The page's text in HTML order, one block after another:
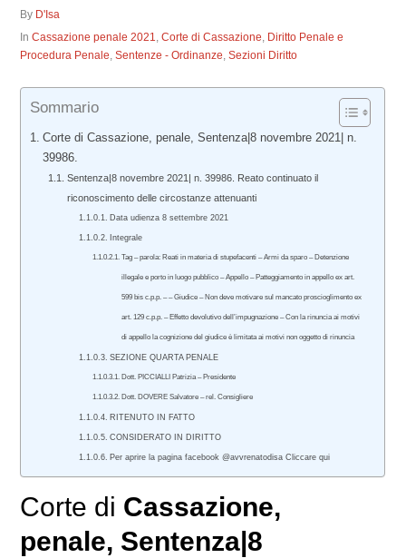
By D'Isa
InCassazione penale 2021,Corte di Cassazione, Diritto Penale e
Procedura Penale,Sentenze - Ordinanze,Sezioni Diritto
Sommario
Corte di Cassazione, penale, Sentenza|8 novembre 2021| n.
39986.
Sentenza|8 novembre 2021| n. 39986. Reato continuato il
riconoscimento delle circostanze attenuanti
Data udienza 8 settembre 2021
Integrale
Tag – parola: Reati in materia di stupefacenti – Armi da sparo – Detenzione
illegale e porto in luogo pubblico – Appello – Patteggiamento in appello ex art.
599 bis c.p.p. – – Giudice – Non deve motivare sul mancato proscioglimento ex
art. 129 c.p.p. – Effetto devolutivo dell’impugnazione – Con la rinuncia ai motivi
di appello la cognizione del giudice è limitata ai motivi non oggetto di rinuncia
SEZIONE QUARTA PENALE
Dott. PICCIALLI Patrizia – Presidente
Dott. DOVERE Salvatore – rel. Consigliere
RITENUTO IN FATTO
CONSIDERATO IN DIRITTO
Per aprire la pagina facebook @avvrenatodisa Cliccare qui
Corte di Cassazione,
penale, Sentenza|8